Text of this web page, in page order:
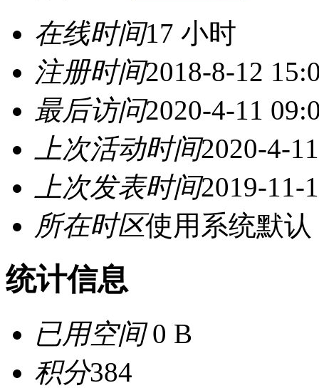
在线时间17 小时
注册时间2018-8-12
最后访问2020-4-11
上次活动时间2020-4-
上次发表时间2019-11-
所在时区使用系统默认
统计信息
已用空间0 B
积分384